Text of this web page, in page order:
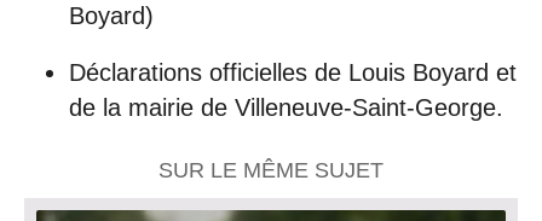
Boyard)
Déclarations officielles de Louis Boyard et
de la mairie de Villeneuve-Saint-George.
SUR LE MÊME SUJET